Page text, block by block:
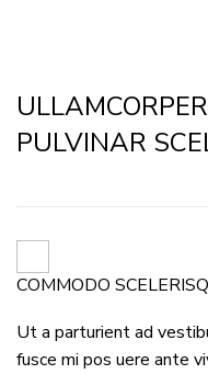
PULVINAR
COMMODO
Ut a parturient ad
fusce mi pos uere ante